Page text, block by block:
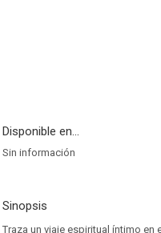
Disponible en...
Sin información
Sinopsis
Traza un viaje espiritual íntimo